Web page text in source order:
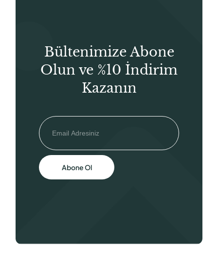
Bültenimize Abone
Olun ve %10 İndirim
Kazanın
Abone Ol